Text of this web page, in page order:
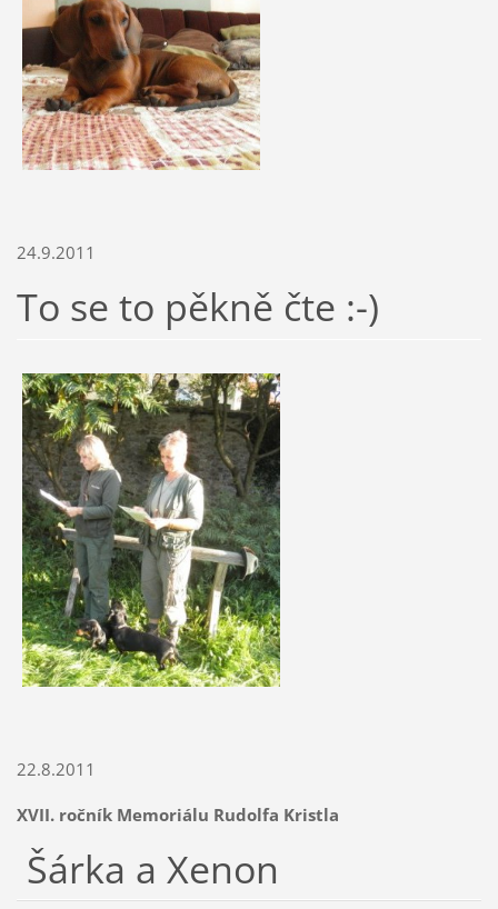
24.9.2011
To se to pěkně čte :-)
22.8.2011
XVII. ročník Memoriálu Rudolfa Kristla
Šárka a Xenon